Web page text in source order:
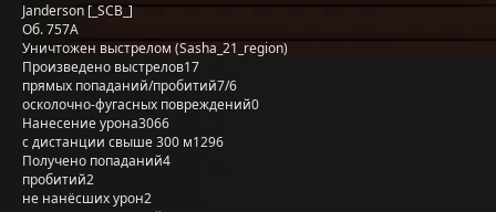
Janderson [_SCB_]
Об. 757А
Уничтожен выстрелом (Sasha_21_region)
Произведено выстрелов17
прямых попаданий/пробитий7/6
осколочно-фугасных повреждений0
Нанесение урона3066
с дистанции свыше 300 м1296
Получено попаданий4
пробитий2
не нанёсших урон2